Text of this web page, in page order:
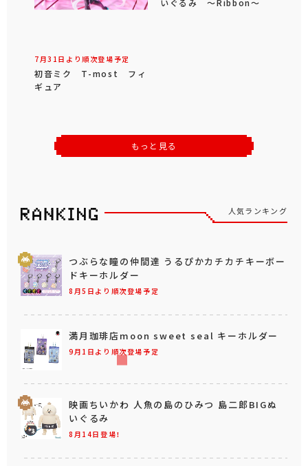
7月31日より順次登場予定
初音ミク T-most フィ
ギュア
もっと見る
人気ランキング
つぶらな瞳の仲間達 うるぴかカチカチキーボー
ドキーホルダー
9月1日より順次登場予定
満月珈琲店moon sweet seal キーホルダー
映画ちいかわ 人魚の島のひみつ 島二郎BIGぬ
いぐるみ